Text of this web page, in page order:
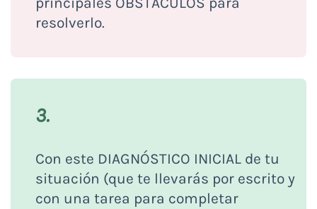
resolverlo.
3.
Con este DIAGNÓSTICO INICIAL de tu
situación (que te llevarás por escrito y
con una tarea para completar